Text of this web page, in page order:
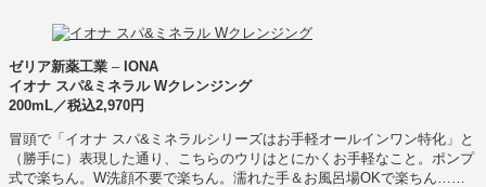
ゼリア新薬工業 – IONA
イオナ スパ&ミネラル Wクレンジング
200mL／税込2,970円
冒頭で「イオナ スパ&ミネラルシリーズはお手軽オールインワン特化」と
（勝手に）表現した通り、こちらのウリはとにかくお手軽なこと。ポンプ
式で楽ちん。W洗顔不要で楽ちん。濡れた手＆お風呂場OKで楽ちん……